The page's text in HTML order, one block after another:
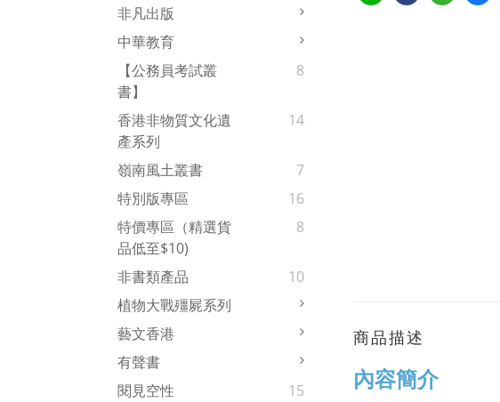
非凡出版
中華教育
【公務員考試叢
書】
8
香港非物質文化遺
產系列
14
嶺南風土叢書
7
特別版專區
16
特價專區（精選貨
品低至$10)
8
非書類產品
10
植物大戰殭屍系列
藝文香港
有聲書
閱見空性
15
商品描述
內容簡介